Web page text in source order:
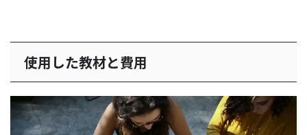
使用した教材と費用